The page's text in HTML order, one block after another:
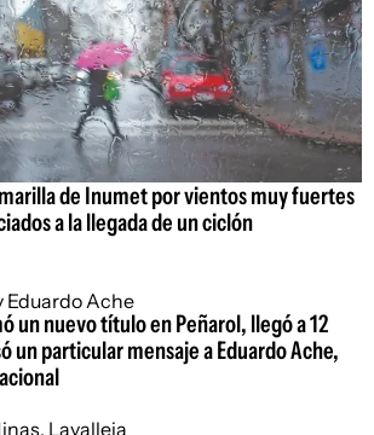
de Inumet por vientos muy fuertes
a la llegada de un ciclón
un nuevo título en Peñarol, llegó a 12
un particular mensaje a Eduardo Ache,